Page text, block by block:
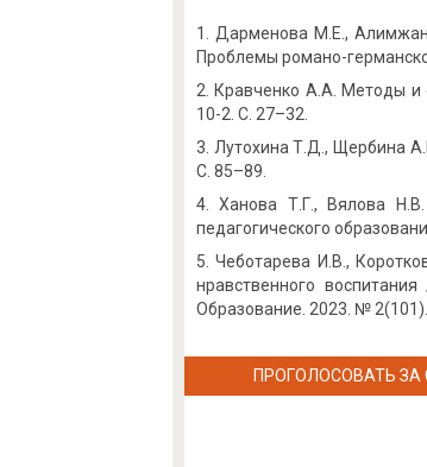
Дарменова М.Е.,
Проблемы романо-
Кравченко А.А. Методы и
10-2. С. 27–32.
Лутохина Т.Д., Щербина
С. 85–89.
Ханова Т.Г., Вялова
педагогического
Чеботарева И.В.,
нравственного
Образование. 2023. № 2(101).
ПРОГОЛОСОВАТЬ ЗА